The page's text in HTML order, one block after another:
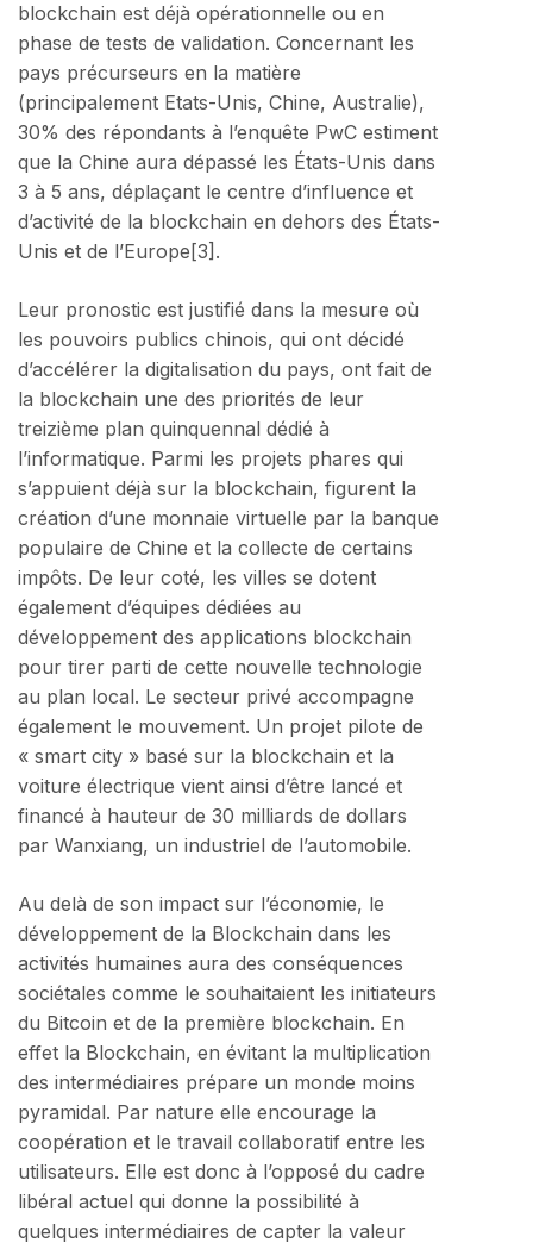
blockchain est déjà opérationnelle ou en
phase de tests de validation. Concernant les
pays précurseurs en la matière
(principalement Etats-Unis, Chine, Australie),
30% des répondants à l’enquête PwC estiment
que la Chine aura dépassé les États-Unis dans
3 à 5 ans, déplaçant le centre d’influence et
d’activité de la blockchain en dehors des États-
Unis et de l’Europe[3].
Leur pronostic est justifié dans la mesure où
les pouvoirs publics chinois, qui ont décidé
d’accélérer la digitalisation du pays, ont fait de
la blockchain une des priorités de leur
treizième plan quinquennal dédié à
l’informatique. Parmi les projets phares qui
s’appuient déjà sur la blockchain, figurent la
création d’une monnaie virtuelle par la banque
populaire de Chine et la collecte de certains
impôts. De leur coté, les villes se dotent
également d’équipes dédiées au
développement des applications blockchain
pour tirer parti de cette nouvelle technologie
au plan local. Le secteur privé accompagne
également le mouvement. Un projet pilote de
« smart city » basé sur la blockchain et la
voiture électrique vient ainsi d’être lancé et
financé à hauteur de 30 milliards de dollars
par Wanxiang, un industriel de l’automobile.
Au delà de son impact sur l’économie, le
développement de la Blockchain dans les
activités humaines aura des conséquences
sociétales comme le souhaitaient les initiateurs
du Bitcoin et de la première blockchain. En
effet la Blockchain, en évitant la multiplication
des intermédiaires prépare un monde moins
pyramidal. Par nature elle encourage la
coopération et le travail collaboratif entre les
utilisateurs. Elle est donc à l’opposé du cadre
libéral actuel qui donne la possibilité à
quelques intermédiaires de capter la valeur